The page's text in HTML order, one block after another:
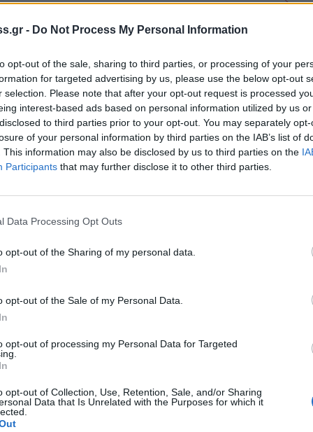
- Do Not Process My Personal Information
opt-out of the sale, sharing to third parties, or processing of your
for targeted advertising by us, please use the below opt-out
selection. Please note that after your opt-out request is processed
interest-based ads based on personal information utilized by us
to third parties prior to your opt-out. You may separately
of your personal information by third parties on the IAB’s list of
This information may also be disclosed by us to third parties on the
Participants that may further disclose it to other third parties.
Data Processing Opt Outs
opt-out of the Sharing of my personal data.
opt-out of the Sale of my Personal Data.
opt-out of processing my Personal Data for Targeted
opt-out of Collection, Use, Retention, Sale, and/or Sharing
Data that Is Unrelated with the Purposes for which it
Σπάρτη στην έδρα του ΠΑΟ Βάρδας
δεν σταμάτησαν λεπτό να στηρίζουν
αποθέωσαν τον Σωτήρη Αντωνίου και
οι Πρωταθλητές!».
και ο κόσμος γέμισε το γήπεδο ενώ ο
προκειμένου να παιχτεί καλό
που έκανε μπροστά από τα καρέ του
τον Βιγιαφάνε μέσα στη μεγάλη περιοχή
πάσαρε στον Ηλιόπουλο αλλά ο
στα δίχτυα και να γράψει το 2-0. Στο 21′ ο
εκτελεστής, αλλά ο Σούλης έδιωξε τον
το κόρνερ. Στο 23΄ο Ντόμα έκανε φάουλ
Μιάρη του συνδέσμου Δωδεκανήσου. Ο
του αλλά ο Αργεντινός σημάδεψε τον
χωρίς δυσκολία.
και να βρουν τους επιθετικούς τους
Γκαλίτσιος τους νικούσαν συνεχώς στο